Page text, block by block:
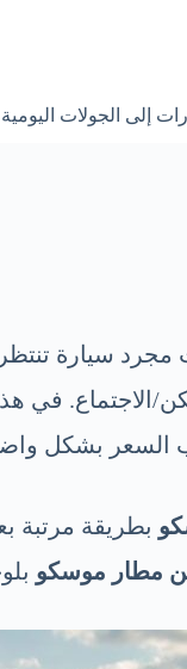
إلى الجولات اليومية
سيارة
الاجتماع. في
السعر بشكل
بطريقة مرتبة
مطار موسكو